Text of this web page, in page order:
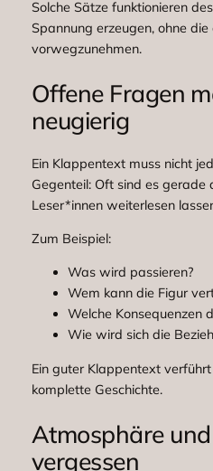
Solche Sätze funktionieren
Spannung erzeugen, ohne
vorwegzunehmen.
Offene Fragen
neugierig
Ein Klappentext muss nicht
Gegenteil: Oft sind es gerade
Leser*innen weiterlesen
Zum Beispiel:
Was wird passieren?
Wem kann die Figur
Welche Konsequenzen
Wie wird sich die
Ein guter Klappentext
komplette Geschichte.
Atmosphäre
vergessen